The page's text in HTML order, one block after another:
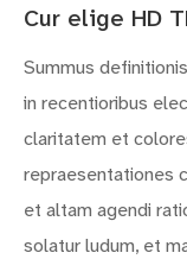
Cur elige HD
Summus
in recentioribus
claritatem et
repraesentationes
et altam agendi
solatur ludum, et